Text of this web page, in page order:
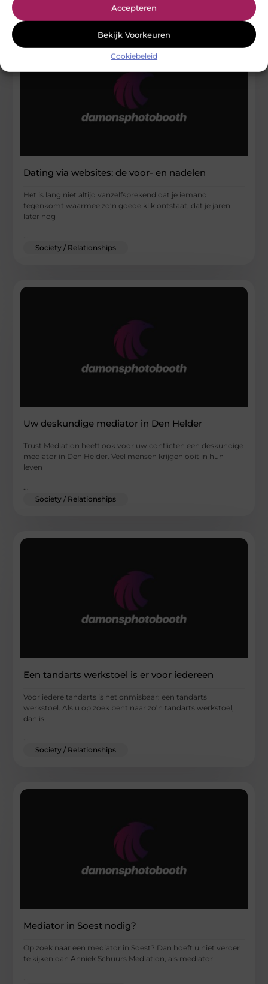
Accepteren
Bekijk Voorkeuren
Cookiebeleid
Dating via websites: de voor- en nadelen
Het is lang niet altijd vanzelfsprekend dat je iemand
tegenkomt waarmee zo’n goede klik ontstaat, dat je jaren
later nog
...
Society / Relationships
Uw deskundige mediator in Den Helder
Trust Mediation heeft ook voor uw conflicten een deskundige
mediator in Den Helder. Veel mensen krijgen ooit in hun
leven
Society / Relationships
Een tandarts werkstoel is er voor iedereen
Voor iedere tandarts is het onmisbaar: een tandarts
werkstoel. Als u op zoek bent naar zo’n tandarts werkstoel,
dan is
...
Society / Relationships
Mediator in Soest nodig?
Op zoek naar een mediator in Soest? Dan hoeft u niet verder
te kijken dan Anniek Schuurs Mediation, als mediator
...